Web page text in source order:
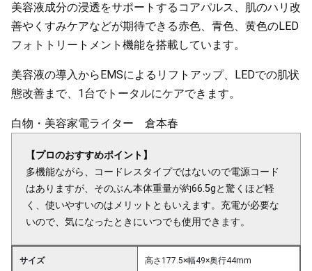
美容液成分の浸透をサポートするコアパルス、肌のハリ改
善やくすみケアなどが期待できる赤色、青色、黄色のLED
フォトトリートメント機能を搭載しています。
美容液の導入からEMSによるリフトアップ、LEDでの肌状
態改善まで、1台でトータルにケアできます。
白物・美容家電ライター 倉本春
【プロのおすすめポイント】
多機能ながら、コードレスタイプではないので電源コード
はありますが、そのぶん本体重量が約66.5gと驚くほど軽
く、使いやすいのはメリットともいえます。充電が必要な
いので、気になったときにいつでも使用できます。
サイズ 高さ177.5×幅49×奥行44mm